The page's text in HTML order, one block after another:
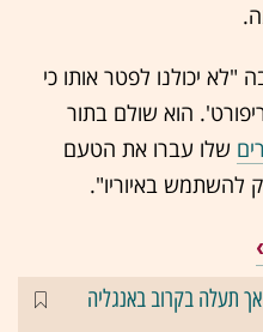
"לא יכולנו לפטר אותו כי
הוא שולם בתור
שלו עברו את הטעם
להשתמש באיוריו".
תעלה בקרוב באנגליה